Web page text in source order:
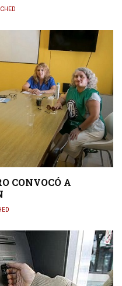
CONVOCÓ A